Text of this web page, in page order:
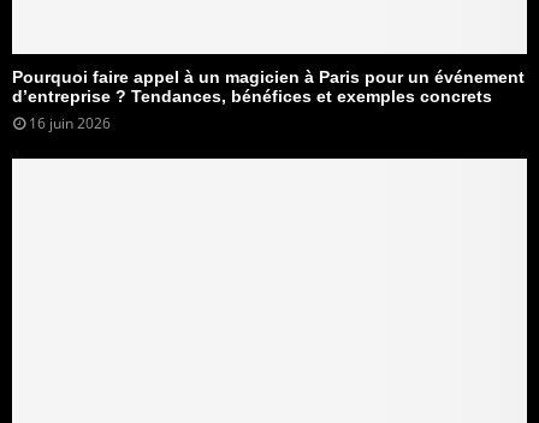
Pourquoi faire appel à un magicien à Paris pour un événement
d’entreprise ? Tendances, bénéfices et exemples concrets
16 juin 2026